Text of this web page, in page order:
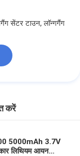
सेंटर टाउन, लॉन्गगैंग
करें
5000mAh 3.7V
लिथियम आयन